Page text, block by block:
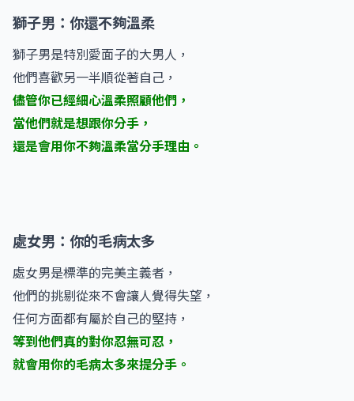
獅子男：你還不夠溫柔
獅子男是特別愛面子的大男人，
他們喜歡另一半順從著自己，
儘管你已經細心溫柔照顧他們，
當他們就是想跟你分手，
還是會用你不夠溫柔當分手理由。
處女男：你的毛病太多
處女男是標準的完美主義者，
他們的挑剔從來不會讓人覺得失望，
任何方面都有屬於自己的堅持，
等到他們真的對你忍無可忍，
就會用你的毛病太多來提分手。